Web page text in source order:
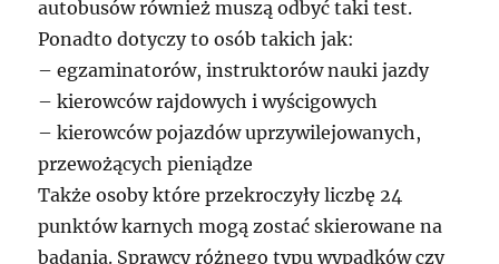
autobusów również muszą odbyć taki test.
Ponadto dotyczy to osób takich jak:
– egzaminatorów, instruktorów nauki jazdy
– kierowców rajdowych i wyścigowych
– kierowców pojazdów uprzywilejowanych,
przewożących pieniądze
Także osoby które przekroczyły liczbę 24
punktów karnych mogą zostać skierowane na
badania. Sprawcy różnego typu wypadków czy